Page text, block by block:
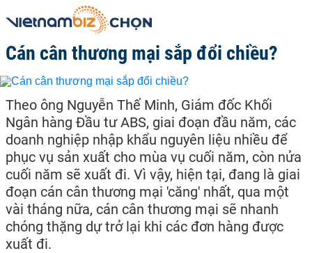
Cán cân thương mại sắp đổi chiều?
Theo ông Nguyễn Thế Minh, Giám đốc Khối
Ngân hàng Đầu tư ABS, giai đoạn đầu năm, các
doanh nghiệp nhập khẩu nguyên liệu nhiều để
phục vụ sản xuất cho mùa vụ cuối năm, còn nửa
cuối năm sẽ xuất đi. Vì vậy, hiện tại, đang là giai
đoạn cán cân thương mại 'căng' nhất, qua một
vài tháng nữa, cán cân thương mại sẽ nhanh
chóng thặng dự trở lại khi các đơn hàng được
xuất đi.